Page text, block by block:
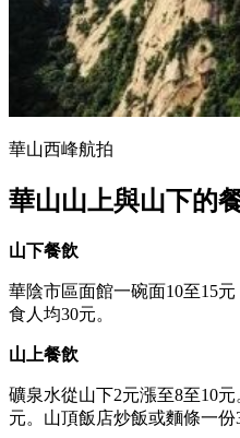
華山西峰航拍
華山山上與山下的
山下餐飲
華陰市區面館一碗面10至15
食人均30元。
山上餐飲
礦泉水從山下2元漲至8至10
元。山頂飯店炒飯或麵條一份